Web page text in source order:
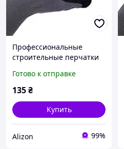
Профессиональные
строительные перчатки
Готово к отправке
135₴
Купить
Alizon 99%